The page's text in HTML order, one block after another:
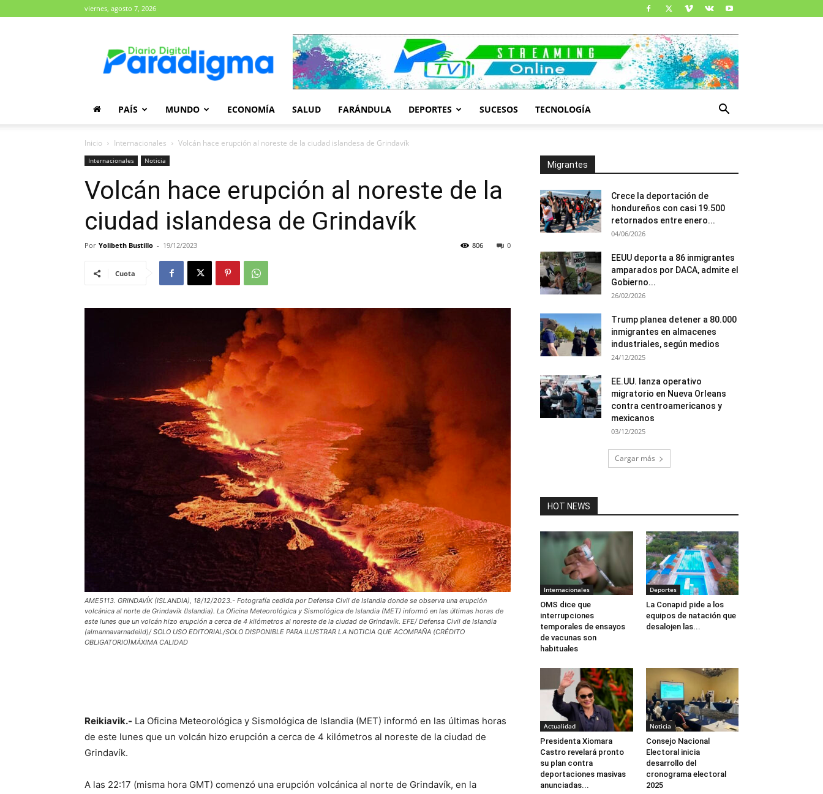
viernes, agosto 7, 2026
Paradigma
PAÍS MUNDO ECONOMÍA SALUD FARÁNDULA DEPORTES SUCESOS TECNOLOGÍA
Inicio Internacionales Volcán hace erupción al noreste de la ciudad islandesa de Grindavík
Internacionales Noticia
Volcán hace erupción al noreste de la
ciudad islandesa de Grindavík
Por Yolibeth Bustillo - 19/12/2023 0
806
Cuota
AME5113. GRINDAVÍK (ISLANDIA), 18/12/2023.- Fotografía cedida por Defensa Civil de Islandia donde se observa una erupción
volcánica al norte de Grindavík (Islandia). La Oficina Meteorológica y Sismológica de Islandia (MET) informó en las últimas horas de
este lunes que un volcán hizo erupción a cerca de 4 kilómetros al noreste de la ciudad de Grindavík. EFE/ Defensa Civil de Islandia
(almannavarnadeild)/ SOLO USO EDITORIAL/SOLO DISPONIBLE PARA ILUSTRAR LA NOTICIA QUE ACOMPAÑA (CRÉDITO
OBLIGATORIO)MÁXIMA CALIDAD
Reikiavik.- La Oficina Meteorológica y Sismológica de Islandia (MET) informó en las últimas horas
de este lunes que un volcán hizo erupción a cerca de 4 kilómetros al noreste de la ciudad de
Grindavík.
A las 22:17 (misma hora GMT) comenzó una erupción volcánica al norte de Grindavík, en la
Migrantes
Crece la deportación de
hondureños con casi 19.500
retornados entre enero...
04/06/2026
EEUU deporta a 86 inmigrantes
amparados por DACA, admite el
Gobierno...
26/02/2026
Trump planea detener a 80.000
inmigrantes en almacenes
industriales, según medios
24/12/2025
EE.UU. lanza operativo
migratorio en Nueva Orleans
contra centroamericanos y
mexicanos
03/12/2025
Cargar más
HOT NEWS
Internacionales
OMS dice que
interrupciones
temporales de ensayos
de vacunas son
habituales
Deportes
La Conapid pide a los
equipos de natación que
desalojen las...
Actualidad
Presidenta Xiomara
Castro revelará pronto
su plan contra
deportaciones masivas
anunciadas...
Noticia
Consejo Nacional
Electoral inicia
desarrollo del
cronograma electoral
2025